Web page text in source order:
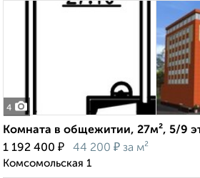
4
Комната в общежитии, 27м², 5/9
1 192 400 ₽ 44 200 ₽ за м²
Комсомольская 1